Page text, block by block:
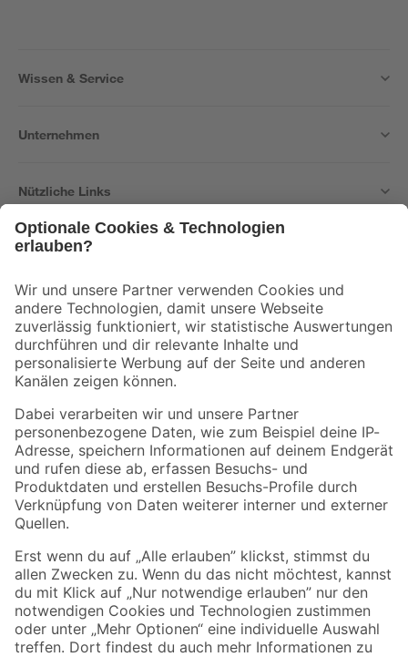
Wissen & Service
Unternehmen
Nützliche Links
Der toom Newsletter: Keine Angebote und Aktionen mehr verpassen!
Zur Newsletter Anmeldung
Folge uns
Zahlungsarten Versandarten
Sicher einkaufen
Jetzt die toom-App herunterladen